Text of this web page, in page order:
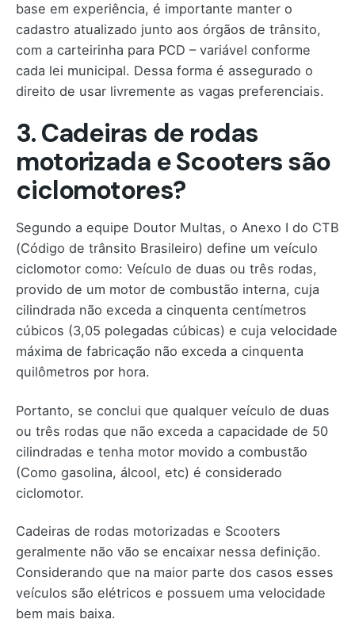
base em experiência, é importante manter o
cadastro atualizado junto aos órgãos de trânsito,
com a carteirinha para PCD – variável conforme
cada lei municipal. Dessa forma é assegurado o
direito de usar livremente as vagas preferenciais.
3. Cadeiras de rodas
motorizada e Scooters são
ciclomotores?
Segundo a equipe Doutor Multas, o Anexo I do CTB
(Código de trânsito Brasileiro) define um veículo
ciclomotor como: Veículo de duas ou três rodas,
provido de um motor de combustão interna, cuja
cilindrada não exceda a cinquenta centímetros
cúbicos (3,05 polegadas cúbicas) e cuja velocidade
máxima de fabricação não exceda a cinquenta
quilômetros por hora.
Portanto, se conclui que qualquer veículo de duas
ou três rodas que não exceda a capacidade de 50
cilindradas e tenha motor movido a combustão
(Como gasolina, álcool, etc) é considerado
ciclomotor.
Cadeiras de rodas motorizadas e Scooters
geralmente não vão se encaixar nessa definição.
Considerando que na maior parte dos casos esses
veículos são elétricos e possuem uma velocidade
bem mais baixa.